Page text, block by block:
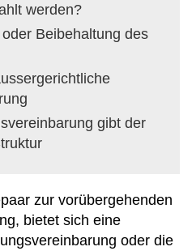
werden?
Beibehaltung des
gibt der
zur vorübergehenden
bietet sich eine
oder die